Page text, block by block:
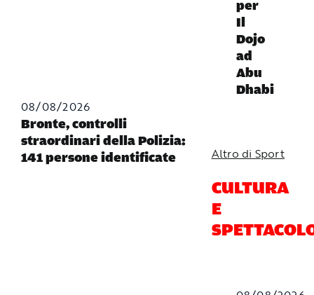
08/08/2026
Bronte, controlli
straordinari della Polizia:
141 persone identificate
per
Il
Dojo
ad
Abu
Dhabi
Altro di Sport
CULTURA
E